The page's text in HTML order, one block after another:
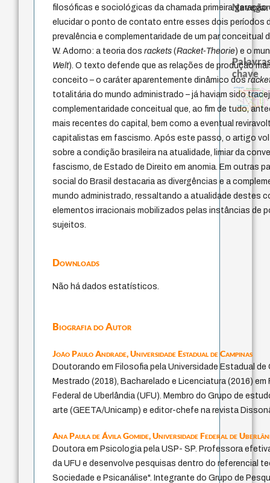
filosóficas e sociológicas da chamada primeira
elucidar o ponto de contato entre esses dois períodos
prevalência e complementaridade de um par conceitual
W. Adorno: a teoria dosrackets(Racket-Theorie) e o
Welt). O texto defende que as relações de produção
conceito – o caráter aparentemente dinâmico dos
totalitária do mundo administrado – já haviam sido
complementaridade conceitual que, ao fim de tudo,
mais recentes do capital, bem como a eventual
capitalistas em fascismo. Após este passo, o artigo
sobre a condição brasileira na atualidade, limiar da
fascismo, de Estado de Direito em anomia. Em outras
social do Brasil destacaria as divergências e a
mundo administrado, ressaltando a atualidade destes
elementos irracionais mobilizados pelas instâncias de
sujeitos.
Downloads
Não há dados estatísticos.
Biografia do Autor
João Paulo Andrade,Universidade Estadual de Campinas
Doutorando em Filosofia pela Universidade Estadual de
Mestrado (2018), Bacharelado e Licenciatura (2016) em
Federal de Uberlândia (UFU). Membro do Grupo de
arte (GEETA/Unicamp) e editor-chefe na revista
Ana Paula de Ávila Gomide,Universidade Federal de
Doutora em Psicologia pela USP- SP. Professora
da UFU e desenvolve pesquisas dentro do referencial
Sociedade e Psicanálise". Integrante do Grupo de
Navegar
chave
fundamentalismo
jacobi
protágorasexperiência temporal
metafísica do tempo
género
idade
intolerância j.c.m. neto
palavra
literatura (poética)
perdón
leyes
violencia
logos
direito romano
pedagogia
lei
acquaintance
desejobataillemind
therapy
philosophy
animais
realidad